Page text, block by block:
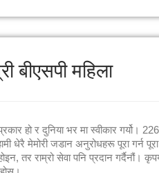
बीएसपी महिला
हो र दुनिया भर मा स्वीकार गर्यो।
धेरै मेमोरी जडान अनुरोधहरू पूरा गर्न
तर राम्रो सेवा पनि प्रदान गर्दैनौं।